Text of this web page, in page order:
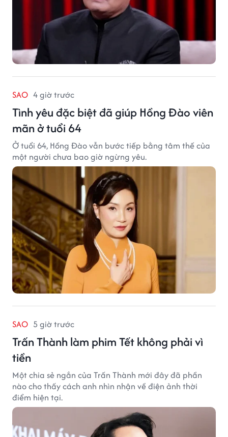
SAO 4 giờ trước
Tình yêu đặc biệt đã giúp Hồng Đào viên
mãn ở tuổi 64
Ở tuổi 64, Hồng Đào vẫn bước tiếp bằng tâm thế của
một người chưa bao giờ ngừng yêu.
SAO 5 giờ trước
Trấn Thành làm phim Tết không phải vì
tiền
Một chia sẻ ngắn của Trấn Thành mới đây đã phần
nào cho thấy cách anh nhìn nhận về điện ảnh thời
điểm hiện tại.